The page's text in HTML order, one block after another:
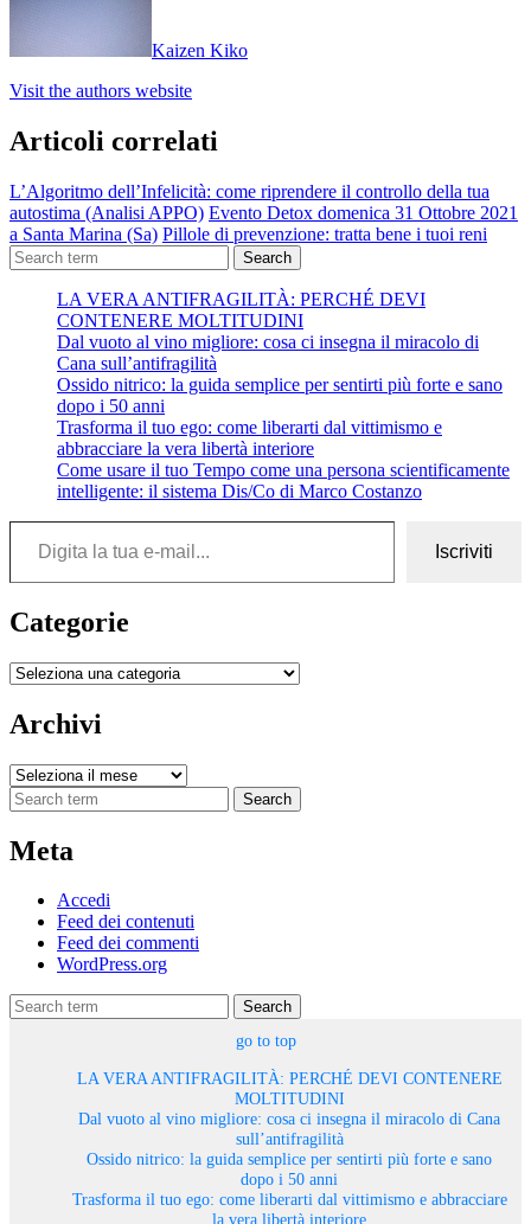
Kaizen Kiko
Visit the authors website
Articoli correlati
L’Algoritmo dell’Infelicità: come riprendere il controllo della tua
autostima (Analisi APPO) Evento Detox domenica 31 Ottobre 2021
a Santa Marina (Sa) Pillole di prevenzione: tratta bene i tuoi reni
Search
LA VERA ANTIFRAGILITÀ: PERCHÉ DEVI
CONTENERE MOLTITUDINI
Dal vuoto al vino migliore: cosa ci insegna il miracolo di
Cana sull’antifragilità
Ossido nitrico: la guida semplice per sentirti più forte e sano
dopo i 50 anni
Trasforma il tuo ego: come liberarti dal vittimismo e
abbracciare la vera libertà interiore
Come usare il tuo Tempo come una persona scientificamente
intelligente: il sistema Dis/Co di Marco Costanzo
Digita la tua e-mail...
Iscriviti
Categorie
Categorie
Archivi
Archivi
Search
Meta
Accedi
Feed dei contenuti
Feed dei commenti
WordPress.org
Search
go to top
LA VERA ANTIFRAGILITÀ: PERCHÉ DEVI CONTENERE
MOLTITUDINI
Dal vuoto al vino migliore: cosa ci insegna il miracolo di Cana
sull’antifragilità
Ossido nitrico: la guida semplice per sentirti più forte e sano
dopo i 50 anni
Trasforma il tuo ego: come liberarti dal vittimismo e abbracciare
la vera libertà interiore